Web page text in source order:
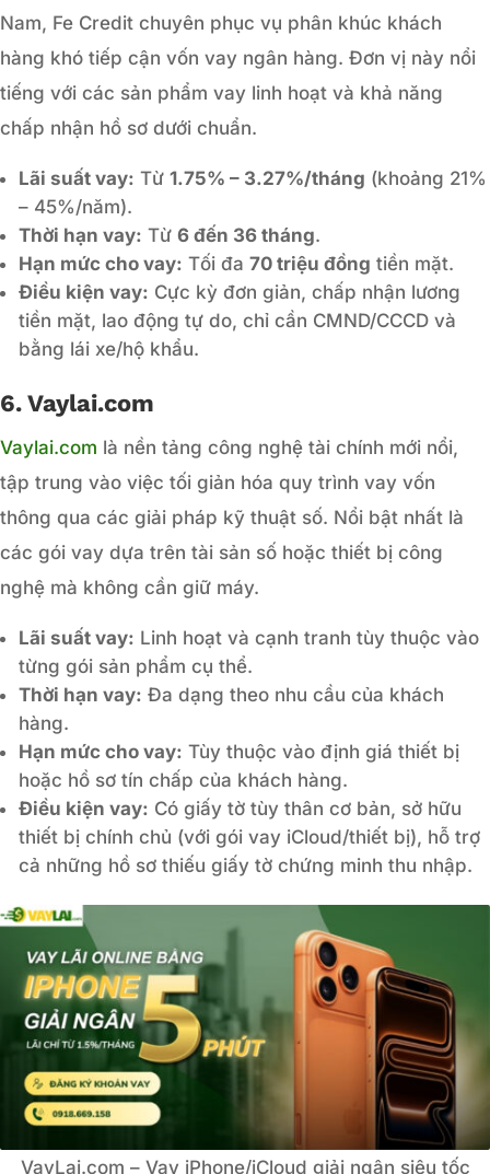
Nam, Fe Credit chuyên phục vụ phân khúc khách
hàng khó tiếp cận vốn vay ngân hàng. Đơn vị này nổi
tiếng với các sản phẩm vay linh hoạt và khả năng
chấp nhận hồ sơ dưới chuẩn.
Lãi suất vay: Từ 1.75% – 3.27%/tháng (khoảng 21%
– 45%/năm).
Thời hạn vay: Từ 6 đến 36 tháng.
Hạn mức cho vay: Tối đa 70 triệu đồng tiền mặt.
Điều kiện vay: Cực kỳ đơn giản, chấp nhận lương
tiền mặt, lao động tự do, chỉ cần CMND/CCCD và
bằng lái xe/hộ khẩu.
6. Vaylai.com
Vaylai.com là nền tảng công nghệ tài chính mới nổi,
tập trung vào việc tối giản hóa quy trình vay vốn
thông qua các giải pháp kỹ thuật số. Nổi bật nhất là
các gói vay dựa trên tài sản số hoặc thiết bị công
nghệ mà không cần giữ máy.
Lãi suất vay: Linh hoạt và cạnh tranh tùy thuộc vào
từng gói sản phẩm cụ thể.
Thời hạn vay: Đa dạng theo nhu cầu của khách
hàng.
Hạn mức cho vay: Tùy thuộc vào định giá thiết bị
hoặc hồ sơ tín chấp của khách hàng.
Điều kiện vay: Có giấy tờ tùy thân cơ bản, sở hữu
thiết bị chính chủ (với gói vay iCloud/thiết bị), hỗ trợ
cả những hồ sơ thiếu giấy tờ chứng minh thu nhập.
VayLai.com – Vay iPhone/iCloud giải ngân siêu tốc